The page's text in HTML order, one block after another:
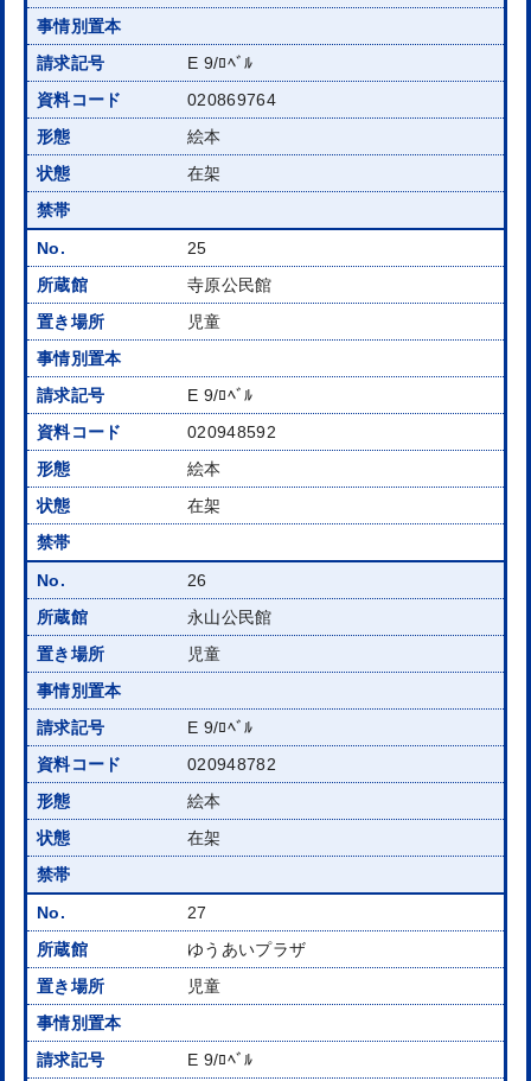
E 9/ﾛﾍﾞﾙ
020869764
絵本
在架
25
寺原公民館
児童
E 9/ﾛﾍﾞﾙ
020948592
絵本
在架
26
永山公民館
児童
E 9/ﾛﾍﾞﾙ
020948782
絵本
在架
27
ゆうあいプラザ
児童
E 9/ﾛﾍﾞﾙ